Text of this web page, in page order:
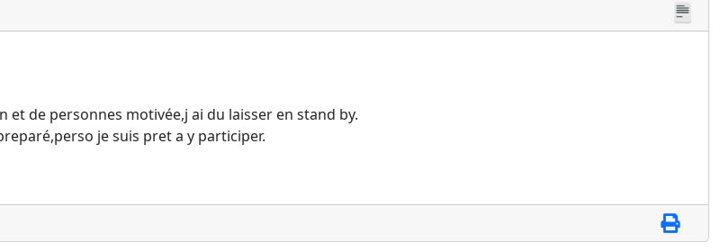
de personnes motivée,j ai du laisser en stand by.
je suis pret a y participer.